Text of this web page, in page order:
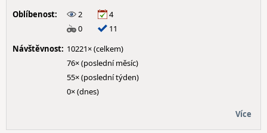
Oblíbenost:
2
4
0
11
Návštěvnost: 10221× (celkem)
76× (poslední měsíc)
55× (poslední týden)
0× (dnes)
Více